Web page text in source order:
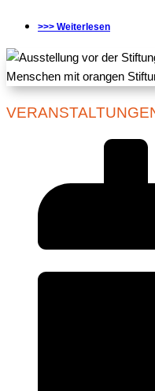
>>> Weiterlesen